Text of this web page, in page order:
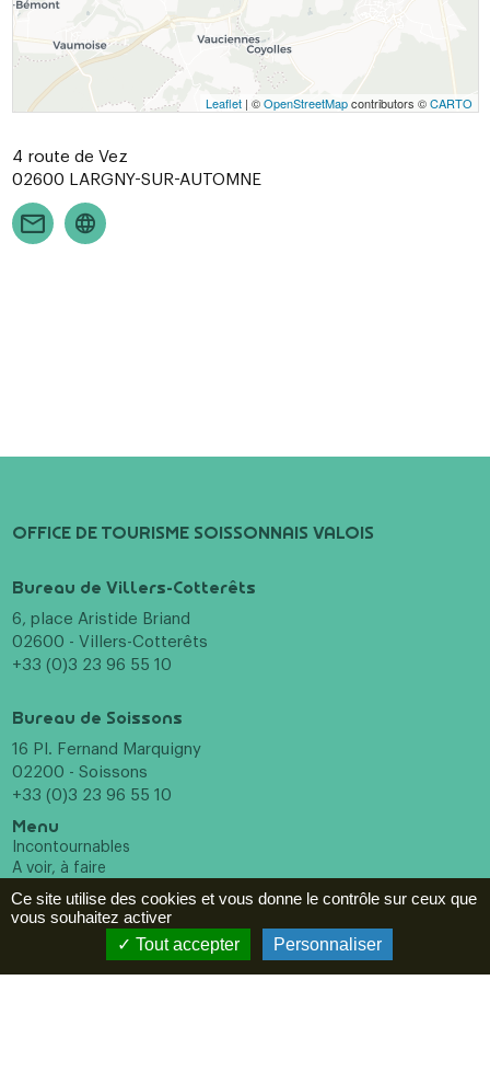
Leaflet| ©OpenStreetMapcontributors ©CARTO
4 route de Vez
02600
LARGNY-SUR-AUTOMNE
OFFICE DE TOURISME SOISSONNAIS VALOIS
Bureau de Villers-Cotterêts
6, place Aristide Briand
02600 - Villers-Cotterêts
+33 (0)3 23 96 55 10
Bureau de Soissons
16 Pl. Fernand Marquigny
02200 - Soissons
+33 (0)3 23 96 55 10
Menu
Incontournables
A voir, à faire
Hébergements
Restaurants
ESPACE PRO
Ce site utilise des cookies et vous donne le contrôle sur ceux que
vous souhaitez activer
Tout accepter
Personnaliser